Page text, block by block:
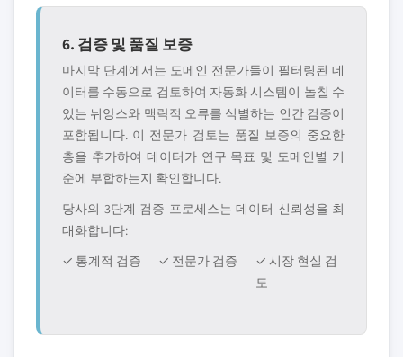
6. 검증 및 품질 보증
마지막 단계에서는 도메인 전문가들이 필터링된 데
이터를 수동으로 검토하여 자동화 시스템이 놀칠 수
있는 뉘앙스와 맥락적 오류를 식별하는 인간 검증이
포함됩니다. 이 전문가 검토는 품질 보증의 중요한
층을 추가하여 데이터가 연구 목표 및 도메인별 기
준에 부합하는지 확인합니다.
당사의 3단계 검증 프로세스는 데이터 신뢰성을 최
대화합니다:
✓ 통계적 검증
✓ 전문가 검증
✓ 시장 현실 검
토